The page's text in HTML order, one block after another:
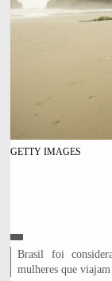
C
R
É
GETTY IMAGES
L
e
Brasil foi
mulheres que